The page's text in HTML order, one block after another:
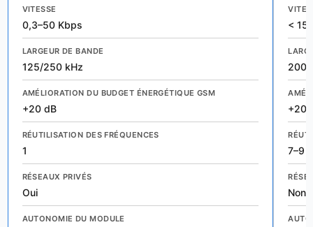
VITESSE
0,3–50 Kbps
LARGEUR DE BANDE
125/250 kHz
AMÉLIORATION DU BUDGET ÉNERGÉTIQUE GSM
+20 dB
RÉUTILISATION DES FRÉQUENCES
1
RÉSEAUX PRIVÉS
Oui
AUTONOMIE DU MODULE
<
200
+20
7–9
Non